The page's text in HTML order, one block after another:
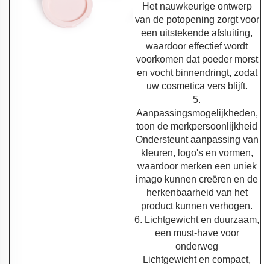
Het nauwkeurige ontwerp
van de potopening zorgt voor
een uitstekende afsluiting,
waardoor effectief wordt
voorkomen dat poeder morst
en vocht binnendringt, zodat
uw cosmetica vers blijft.
5.
Aanpassingsmogelijkheden,
toon de merkpersoonlijkheid
Ondersteunt aanpassing van
kleuren, logo's en vormen,
waardoor merken een uniek
imago kunnen creëren en de
herkenbaarheid van het
product kunnen verhogen.
6. Lichtgewicht en duurzaam,
een must-have voor
onderweg
Lichtgewicht en compact,